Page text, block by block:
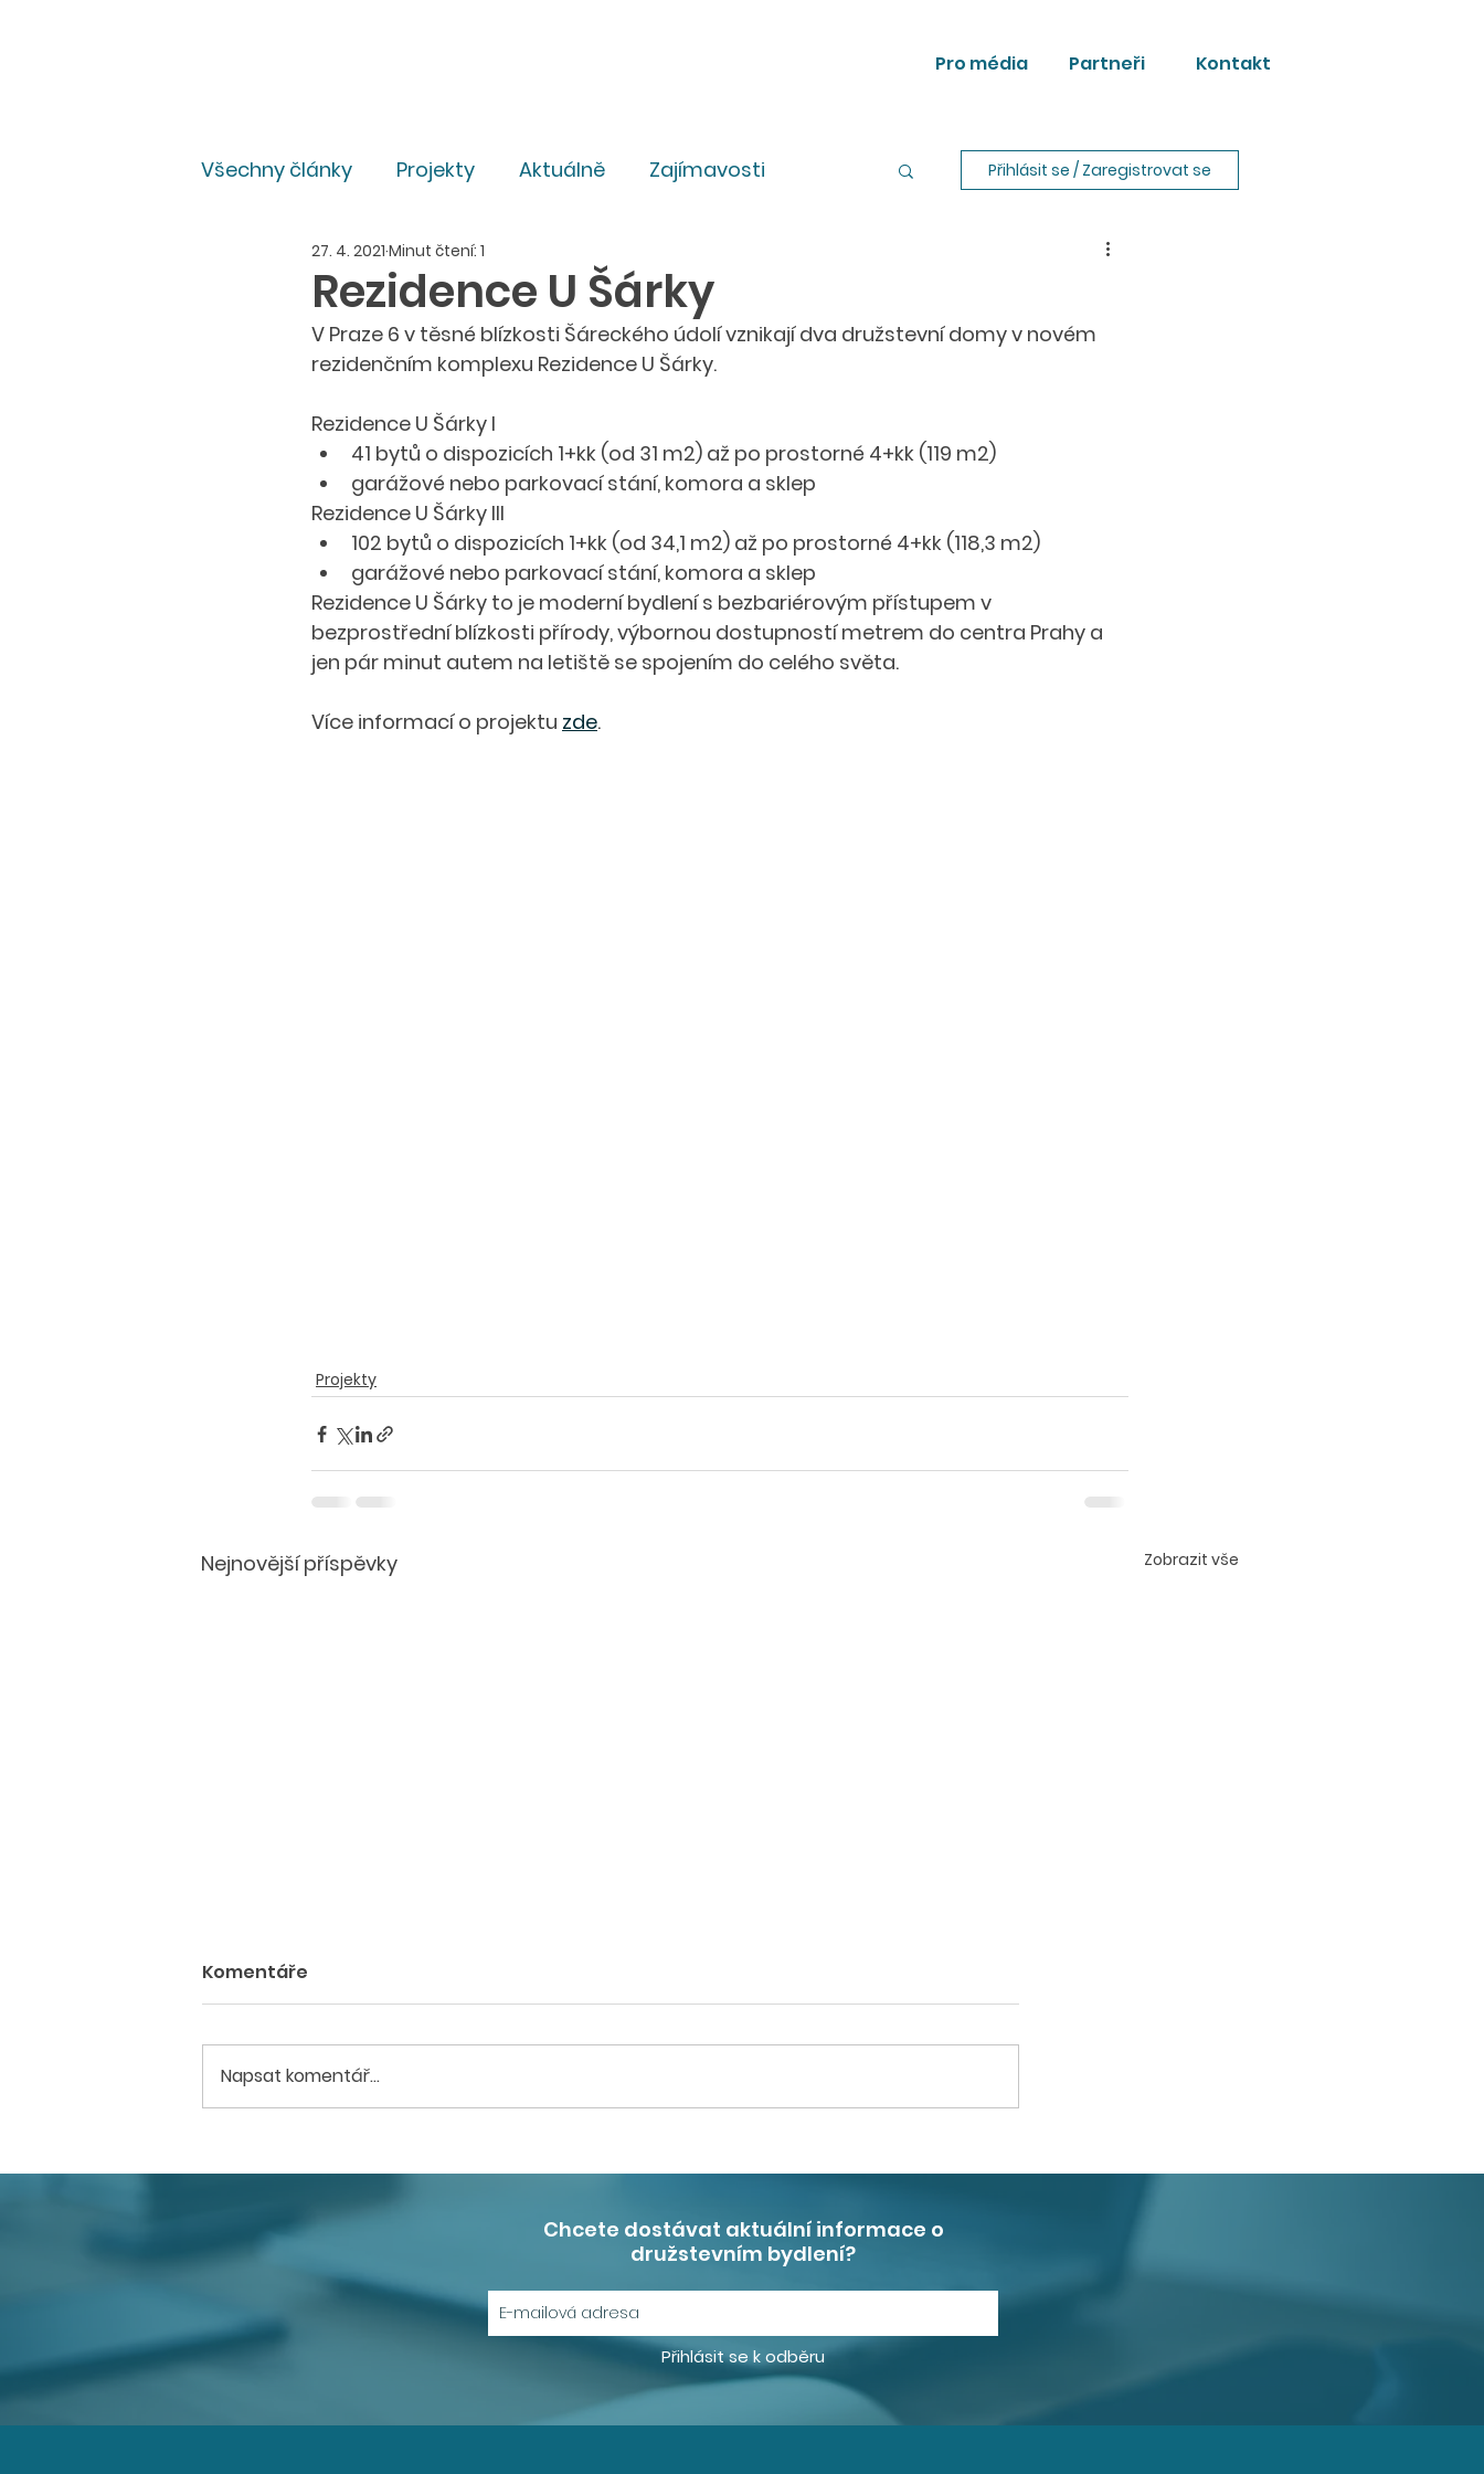
Pro média Partneři Kontakt
Všechny články Projekty Aktuálně Zajímavosti
Pro média Právní Workshopy
Přihlásit se / Zaregistrovat se
Rezidence U Šárky
27. 4. 2021 Minut čtení: 1
V Praze 6 v těsné blízkosti Šáreckého údolí vznikají dva družstevní domy v novém
rezidenčním komplexu Rezidence U Šárky.
Rezidence U Šárky I
41 bytů o dispozicích 1+kk (od 31 m2) až po prostorné 4+kk (119 m2)
garážové nebo parkovací stání, komora a sklep
Rezidence U Šárky III
102 bytů o dispozicích 1+kk (od 34,1 m2) až po prostorné 4+kk (118,3 m2)
garážové nebo parkovací stání, komora a sklep
Rezidence U Šárky to je moderní bydlení s bezbariérovým přístupem v
bezprostřední blízkosti přírody, výbornou dostupností metrem do centra Prahy a
jen pár minut autem na letiště se spojením do celého světa.
Více informací o projektu zde.
Projekty
Nejnovější příspěvky Zobrazit vše
družstevní byty
stávají srdcem nových
družstevního bydlení
Komentáře
Napsat komentář...
Chcete dostávat aktuální informace o
družstevním bydlení?
Přihlásit se k odběru